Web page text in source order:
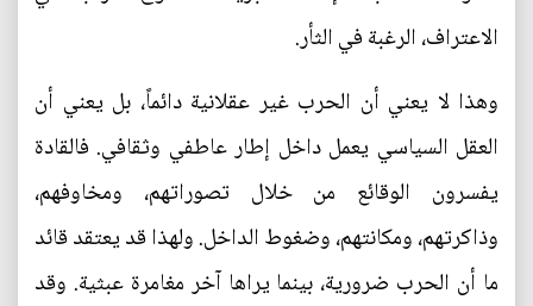
الاعتراف، الرغبة في الثأر.
وهذا لا يعني أن الحرب غير عقلانية دائماً، بل يعني أن
العقل السياسي يعمل داخل إطار عاطفي وثقافي. فالقادة
يفسرون الوقائع من خلال تصوراتهم، ومخاوفهم،
وذاكرتهم، ومكانتهم، وضغوط الداخل. ولهذا قد يعتقد قائد
ما أن الحرب ضرورية، بينما يراها آخر مغامرة عبثية. وقد